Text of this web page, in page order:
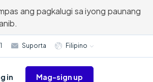
ang pagkalugi sa iyong paunang
Suporta Filipino
in Mag-sign up